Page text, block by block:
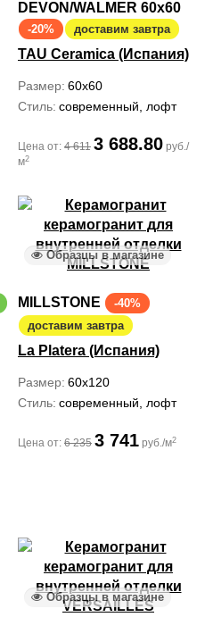
DEVON/WALMER 60x60
-20% доставим завтра
TAU Ceramica (Испания)
Размер 60x60
Стиль современный, лофт
Цена от: 4 611 3 688.80 руб./
м2
Образцы в магазине
MILLSTONE
-40%
доставим завтра
La Platera (Испания)
Размер 60x120
Стиль современный, лофт
Цена от: 6 235 3 741 руб./м2
Образцы в магазине